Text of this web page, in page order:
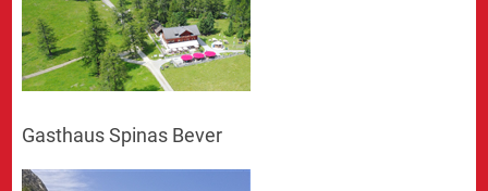
Gasthaus Spinas Bever